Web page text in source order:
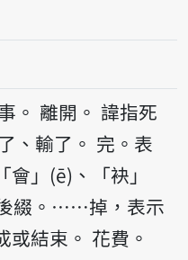
。 離開。 諱指死
、輸了。 完。表
」(ē)、「袂」
綴。……掉，表示
或結束。 花費。